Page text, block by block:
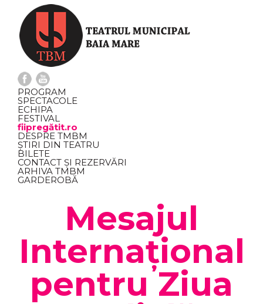
PROGRAM
SPECTACOLE
ECHIPA
FESTIVAL
fiipregătit.ro
DESPRE TMBM
ȘTIRI DIN TEATRU
BILETE
CONTACT ȘI REZERVĂRI
ARHIVA TMBM
GARDEROBĂ
Mesajul
Internațional
pentru Ziua